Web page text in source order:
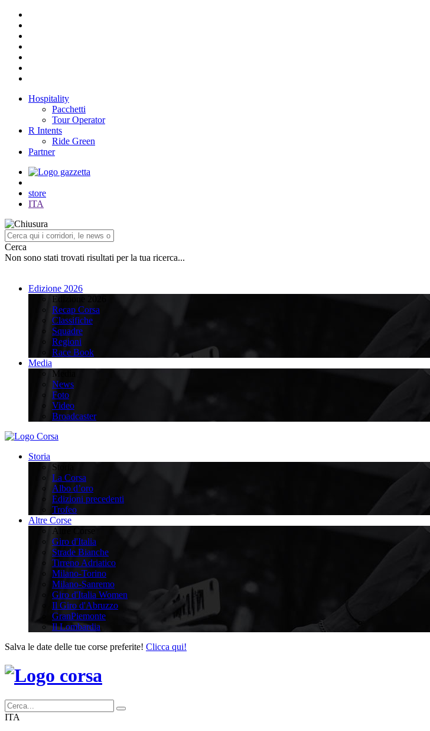
Hospitality
Pacchetti
Tour Operator
R Intents
Ride Green
Partner
store
ITA
Cerca
Non sono stati trovati risultati per la tua ricerca...
Edizione 2026
Edizione 2026
Recap Corsa
Classifiche
Squadre
Regioni
Race Book
Media
Media
News
Foto
Video
Broadcaster
Storia
Storia
La Corsa
Albo d’oro
Edizioni precedenti
Trofeo
Altre Corse
Altre Corse
Giro d'Italia
Strade Bianche
Tirreno Adriatico
Milano-Torino
Milano-Sanremo
Giro d'Italia Women
Il Giro d'Abruzzo
GranPiemonte
Il Lombardia
Salva le date delle tue corse preferite! Clicca qui!
ITA